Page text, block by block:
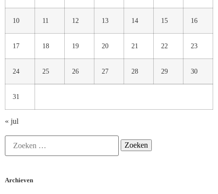
10 11 12 13 14 15 16
17 18 19 20 21 22 23
24 25 26 27 28 29 30
31
« jul
Archieven